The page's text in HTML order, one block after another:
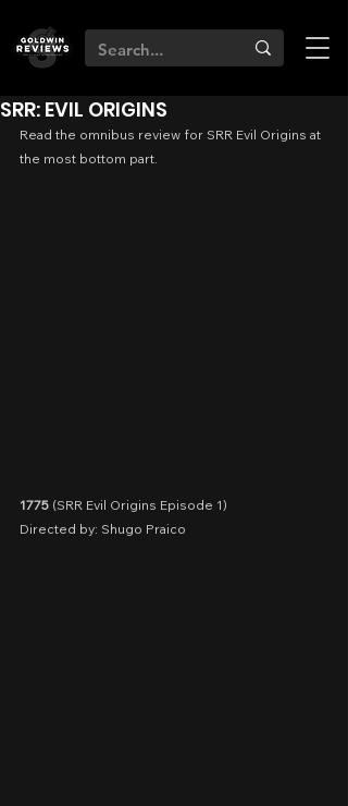
SRR: EVIL ORIGINS
Read the omnibus review for SRR Evil Origins at
the most bottom part.
1775 (SRR Evil Origins Episode 1)
Directed by: Shugo Praico